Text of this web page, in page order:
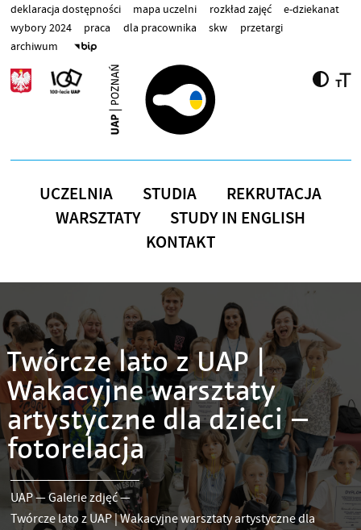
Przejdź do treści
deklaracja dostępności mapa uczelni rozkład zajęć
e-dziekanat
wybory 2024
praca dla pracownika skw
przetargi
archiwum
UCZELNIA STUDIA
REKRUTACJA
WARSZTATY
STUDY IN ENGLISH
KONTAKT
Twórcze lato z UAP |
Wakacyjne warsztaty
artystyczne dla dzieci –
fotorelacja
UAP—Galerie zdjęć—
Twórcze lato z UAP | Wakacyjne warsztaty artystyczne dla